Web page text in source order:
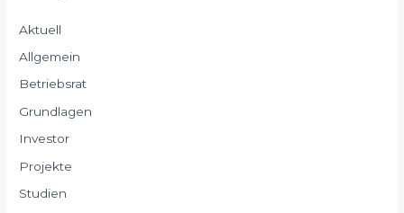
Aktuell
Allgemein
Betriebsrat
Grundlagen
Investor
Projekte
Studien